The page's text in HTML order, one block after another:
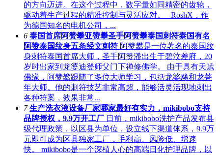
的方向迈进。在这个过程中，数字量如同精密的齿轮，
驱动着生产过程的精准控制与灵活应对。 RoshX，作
为德国知名的电机公司，...
6 泰国首席阿赞攀亚赞攀圣手阿赞攀泰国刺符泰国有名
阿赞泰国纹身五条经文刺符 阿赞攀是一位著名的泰国纹
身刺符泰国首席大师，圣手阿赞潘出生于碧汶差府，20
岁时出家到龙婆迪登师父门下禅修佛学。‌ 由于具有天赋
佛缘，阿赞攀跟随了多位大师学习，包括龙婆飚和龙菩
年大师。他的刺符技艺非常高超，能够活灵活现地刺出
各种符案，效果非常...
7 生产洗衣液设备厂家哪家最好有实力，mikibobo支持
品牌授权，9.9万开工厂 日前，mikibobo洗护产品发布县
级代理政策，以区县为单位，设立线下渠道体系，9.9万
元即可成为区县独家工厂，毛利高、风险低、增速
快。 mikibobo是一个深植人心的高端日化护理品牌，以